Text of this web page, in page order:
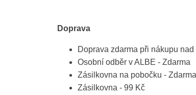
Doprava
Doprava zdarma při nákupu
Osobní odběr v ALBE - Zdarma
Zásilkovna na pobočku - Zdarma
Zásilkovna - 99 Kč